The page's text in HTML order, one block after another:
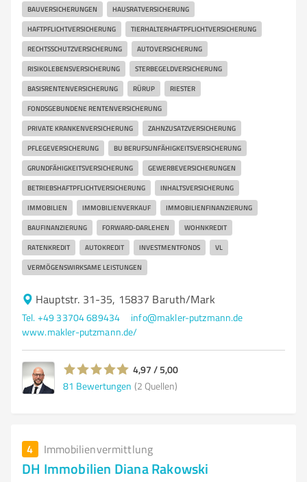
BAUVERSICHERUNGEN HAUSRATVERSICHERUNG
HAFTPFLICHTVERSICHERUNG TIERHALTERHAFTPFLICHTVERSICHERUNG
RECHTSSCHUTZVERSICHERUNG AUTOVERSICHERUNG
RISIKOLEBENSVERSICHERUNG STERBEGELDVERSICHERUNG
BASISRENTENVERSICHERUNG RÜRUP RIESTER
FONDSGEBUNDENE RENTENVERSICHERUNG
PRIVATE KRANKENVERSICHERUNG ZAHNZUSATZVERSICHERUNG
PFLEGEVERSICHERUNG BU BERUFSUNFÄHIGKEITSVERSICHERUNG
GRUNDFÄHIGKEITSVERSICHERUNG GEWERBEVERSICHERUNGEN
BETRIEBSHAFTPFLICHTVERSICHERUNG INHALTSVERSICHERUNG
IMMOBILIEN IMMOBILIENVERKAUF IMMOBILIENFINANZIERUNG
BAUFINANZIERUNG FORWARD-DARLEHEN WOHNKREDIT
RATENKREDIT AUTOKREDIT INVESTMENTFONDS VL
VERMÖGENSWIRKSAME LEISTUNGEN
Hauptstr. 31-35, 15837 Baruth/Mark
Tel. +49 33704 689434
info@makler-putzmann.de
www.makler-putzmann.de/
4,97 / 5,00
81 Bewertungen (2 Quellen)
4 Immobilienvermittlung
DH Immobilien Diana Rakowski